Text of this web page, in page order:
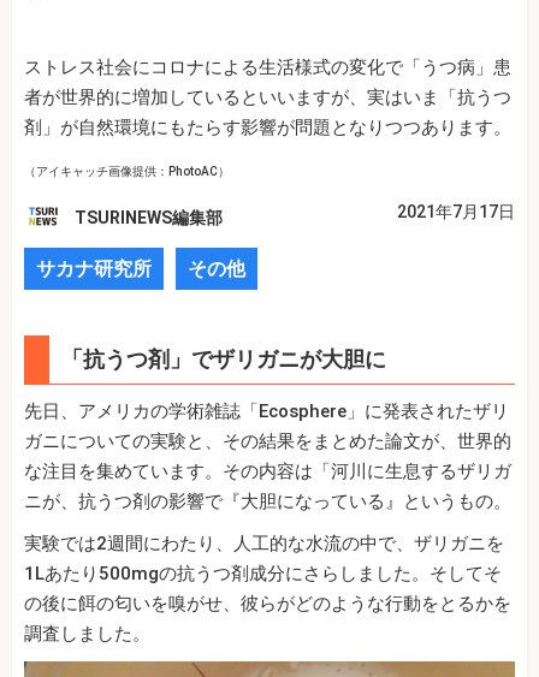
ストレス社会にコロナによる生活様式の変化で「うつ病」患
者が世界的に増加しているといいますが、実はいま「抗うつ
剤」が自然環境にもたらす影響が問題となりつつあります。
（アイキャッチ画像提供：PhotoAC）
TSURINEWS編集部 2021年7月17日
サカナ研究所 その他
「抗うつ剤」でザリガニが大胆に
先日、アメリカの学術雑誌「Ecosphere」に発表されたザリ
ガニについての実験と、その結果をまとめた論文が、世界的
な注目を集めています。その内容は「河川に生息するザリガ
ニが、抗うつ剤の影響で『大胆になっている』というもの。
実験では2週間にわたり、人工的な水流の中で、ザリガニを
1Lあたり500mgの抗うつ剤成分にさらしました。そしてそ
の後に餌の匂いを嗅がせ、彼らがどのような行動をとるかを
調査しました。